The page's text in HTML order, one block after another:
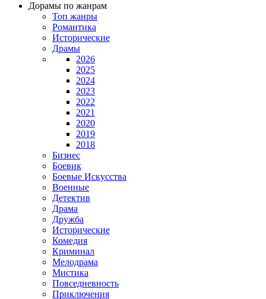
Дорамы по жанрам
Топ жанры
Романтика
Исторические
Драмы
2026
2025
2024
2023
2022
2021
2020
2019
2018
Бизнес
Боевик
Боевые Искусства
Военные
Детектив
Драма
Дружба
Исторические
Комедия
Криминал
Мелодрама
Мистика
Повседневность
Приключения